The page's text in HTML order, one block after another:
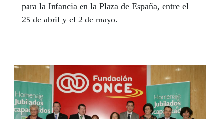
para la Infancia en la Plaza de España, entre el
25 de abril y el 2 de mayo.